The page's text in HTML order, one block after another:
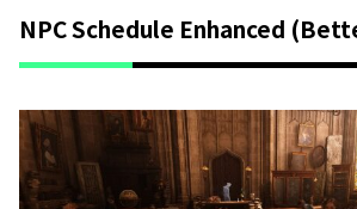
NPC Schedule Enhanced